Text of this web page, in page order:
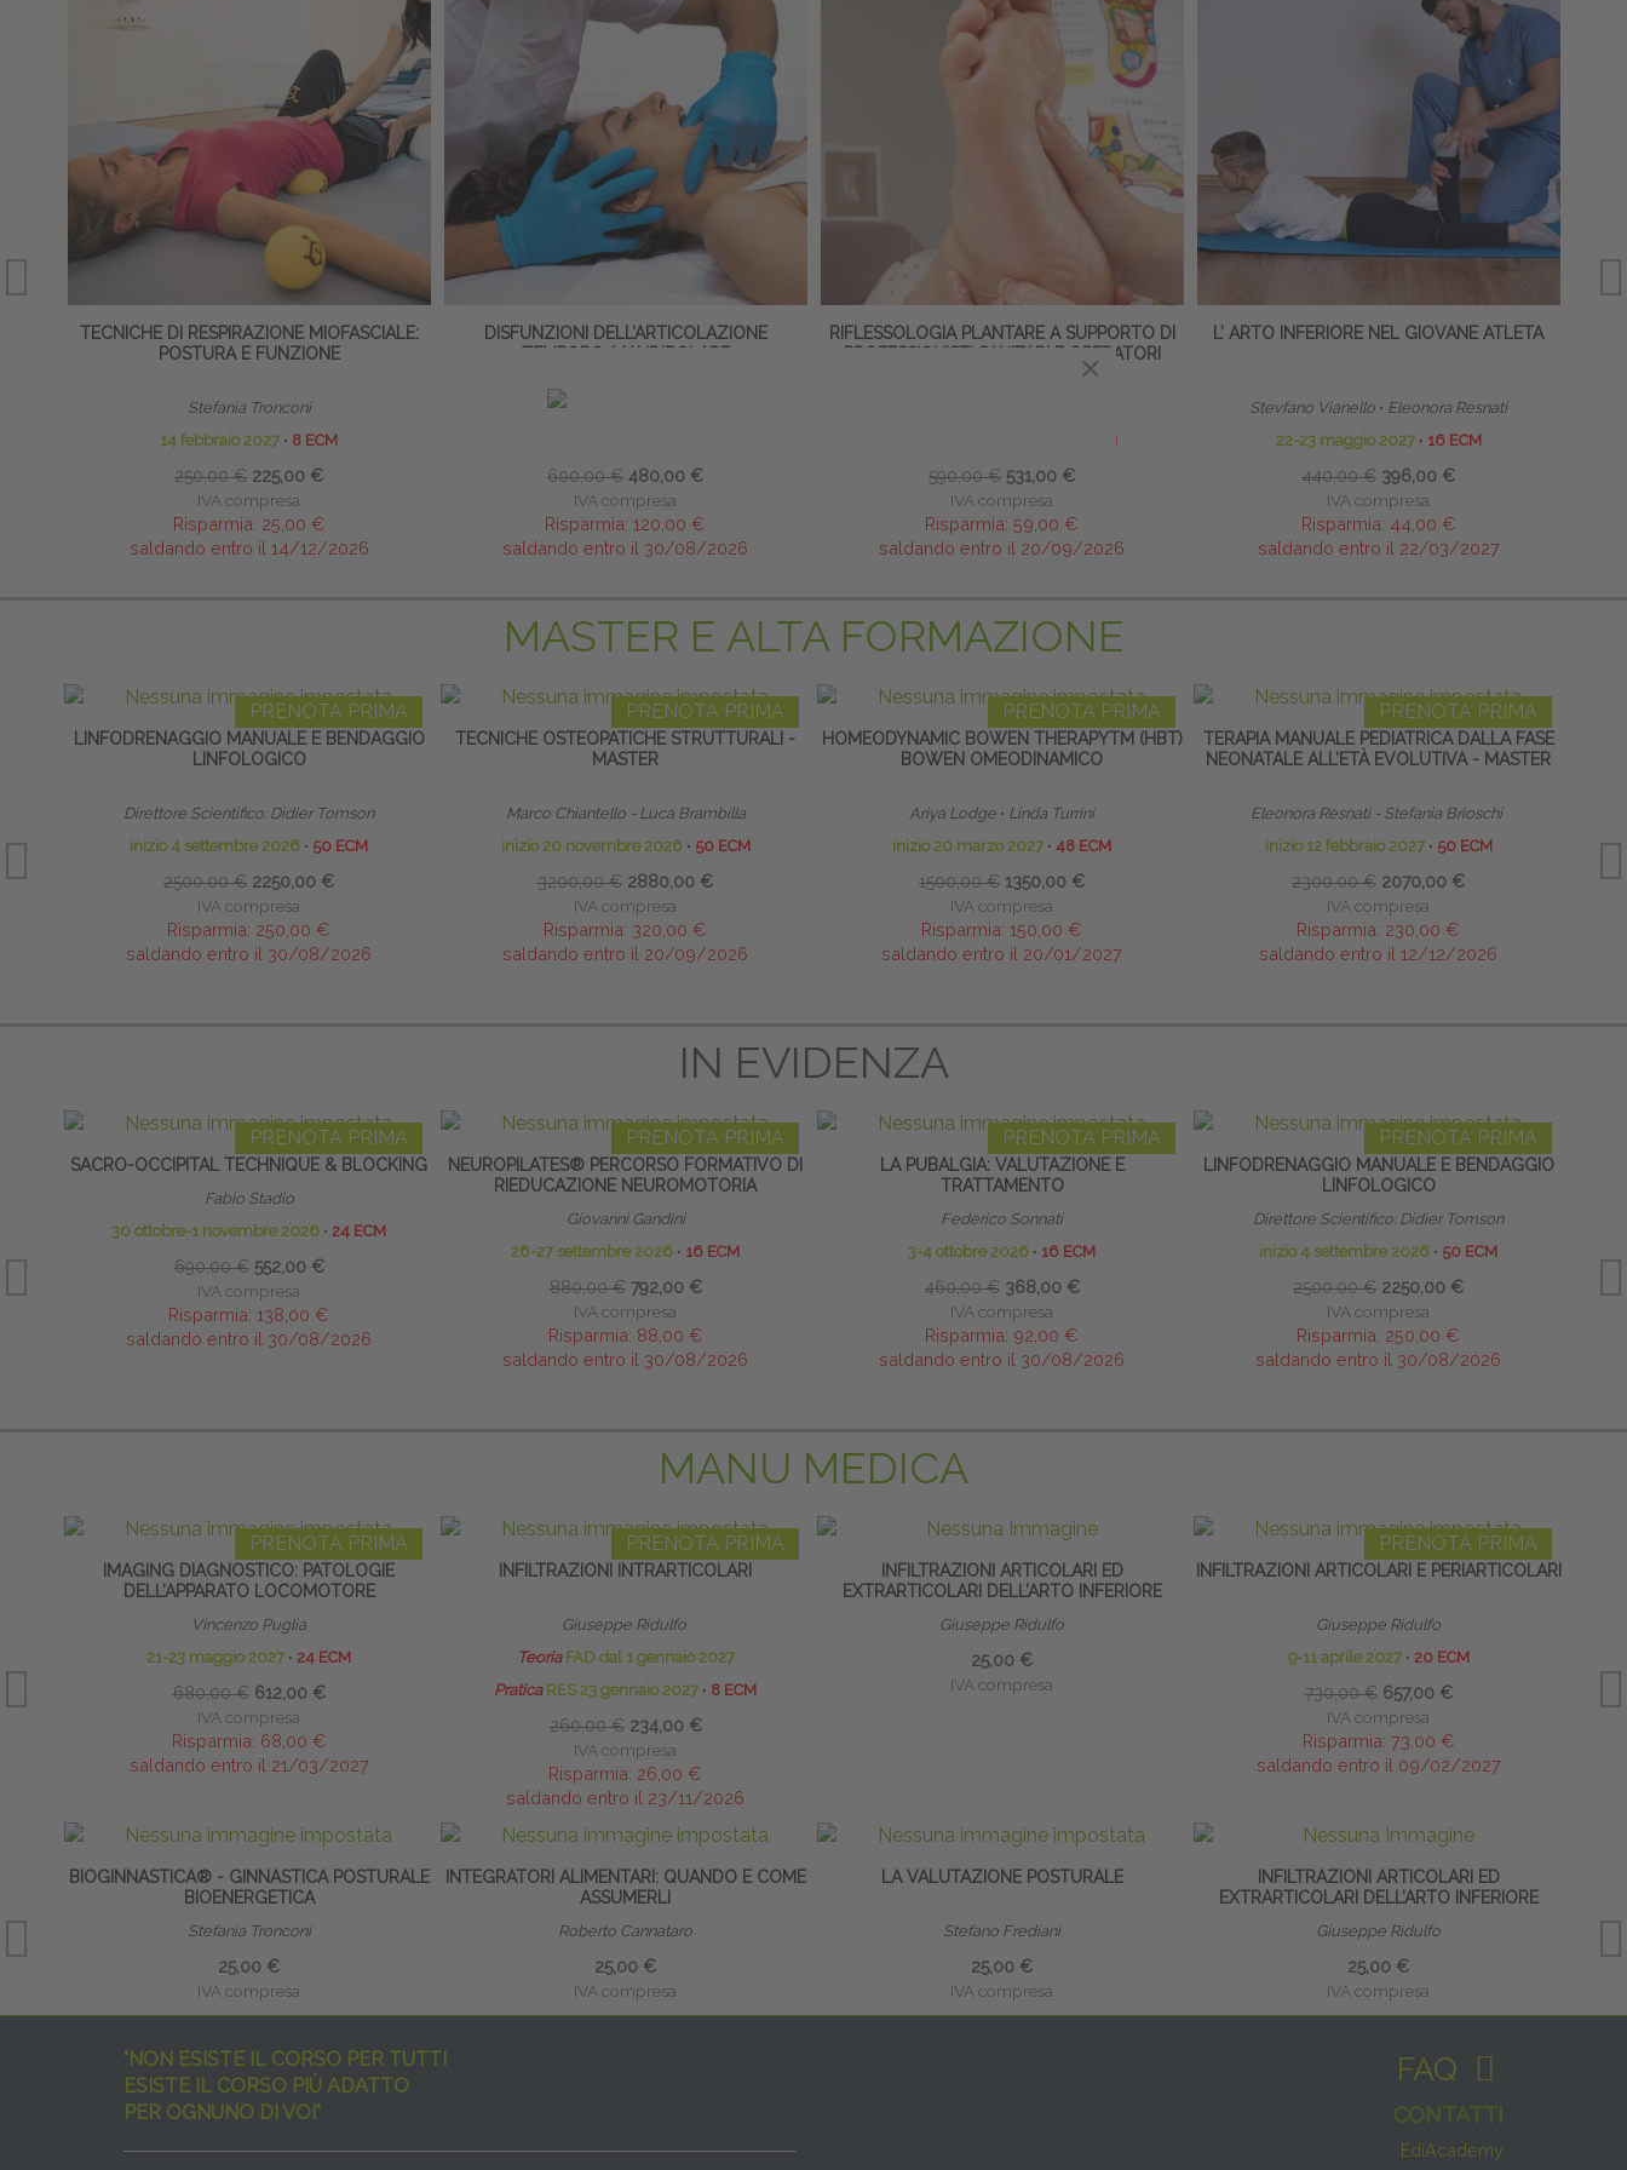
TECNICHE DI RESPIRAZIONE MIOFASCIALE:
POSTURA E FUNZIONE
Stefania Tronconi
14 febbraio 2027 ∙ 8 ECM
250,00 € 225,00 €
IVA compresa
Risparmia: 25,00 €
saldando entro il 14/12/2026
DISFUNZIONI DELL’ARTICOLAZIONE
TEMPORO-MANDIBOLARE
600,00 € 480,00 €
IVA compresa
Risparmia: 120,00 €
saldando entro il 30/08/2026
RIFLESSOLOGIA PLANTARE A SUPPORTO DI
PROFESSIONISTI SANITARI E OPERATORI
590,00 € 531,00 €
IVA compresa
Risparmia: 59,00 €
saldando entro il 20/09/2026
L’ ARTO INFERIORE NEL GIOVANE ATLETA
Stevfano Vianello ∙ Eleonora Resnati
22-23 maggio 2027 ∙ 16 ECM
440,00 € 396,00 €
IVA compresa
Risparmia: 44,00 €
saldando entro il 22/03/2027
MASTER E ALTA FORMAZIONE
PRENOTA PRIMA
LINFODRENAGGIO MANUALE E BENDAGGIO
LINFOLOGICO
Direttore Scientifico: Didier Tomson
inizio 4 settembre 2026 ∙ 50 ECM
2500,00 € 2250,00 €
IVA compresa
Risparmia: 250,00 €
saldando entro il 30/08/2026
PRENOTA PRIMA
TECNICHE OSTEOPATICHE STRUTTURALI -
MASTER
Marco Chiantello - Luca Brambilla
inizio 20 novembre 2026 ∙ 50 ECM
3200,00 € 2880,00 €
IVA compresa
Risparmia: 320,00 €
saldando entro il 20/09/2026
PRENOTA PRIMA
HOMEODYNAMIC BOWEN THERAPYTM (HBT)
BOWEN OMEODINAMICO
Ariya Lodge ∙ Linda Turrini
inizio 20 marzo 2027 ∙ 48 ECM
1500,00 € 1350,00 €
IVA compresa
Risparmia: 150,00 €
saldando entro il 20/01/2027
PRENOTA PRIMA
TERAPIA MANUALE PEDIATRICA DALLA FASE
NEONATALE ALL’ETÀ EVOLUTIVA - MASTER
Eleonora Resnati - Stefania Brioschi
inizio 12 febbraio 2027 ∙ 50 ECM
2300,00 € 2070,00 €
IVA compresa
Risparmia: 230,00 €
saldando entro il 12/12/2026
IN EVIDENZA
PRENOTA PRIMA
SACRO-OCCIPITAL TECHNIQUE & BLOCKING
Fabio Stadio
30 ottobre-1 novembre 2026 ∙ 24 ECM
690,00 € 552,00 €
IVA compresa
Risparmia: 138,00 €
saldando entro il 30/08/2026
PRENOTA PRIMA
NEUROPILATES® PERCORSO FORMATIVO DI
RIEDUCAZIONE NEUROMOTORIA
Giovanni Gandini
26-27 settembre 2026 ∙ 16 ECM
880,00 € 792,00 €
IVA compresa
Risparmia: 88,00 €
saldando entro il 30/08/2026
PRENOTA PRIMA
LA PUBALGIA: VALUTAZIONE E
TRATTAMENTO
Federico Sonnati
3-4 ottobre 2026 ∙ 16 ECM
460,00 € 368,00 €
IVA compresa
Risparmia: 92,00 €
saldando entro il 30/08/2026
PRENOTA PRIMA
LINFODRENAGGIO MANUALE E BENDAGGIO
LINFOLOGICO
Direttore Scientifico: Didier Tomson
inizio 4 settembre 2026 ∙ 50 ECM
2500,00 € 2250,00 €
IVA compresa
Risparmia: 250,00 €
saldando entro il 30/08/2026
MANU MEDICA
PRENOTA PRIMA
IMAGING DIAGNOSTICO: PATOLOGIE
DELL’APPARATO LOCOMOTORE
Vincenzo Puglia
21-23 maggio 2027 ∙ 24 ECM
680,00 € 612,00 €
IVA compresa
Risparmia: 68,00 €
saldando entro il 21/03/2027
PRENOTA PRIMA
INFILTRAZIONI INTRARTICOLARI
Giuseppe Ridulfo
Teoria FAD dal 1 gennaio 2027
PraticaRES 23 gennaio 2027 ∙ 8 ECM
260,00 € 234,00 €
IVA compresa
Risparmia: 26,00 €
saldando entro il 23/11/2026
INFILTRAZIONI ARTICOLARI ED
EXTRARTICOLARI DELL’ARTO INFERIORE
Giuseppe Ridulfo
25,00 €
IVA compresa
PRENOTA PRIMA
INFILTRAZIONI ARTICOLARI E PERIARTICOLARI
Giuseppe Ridulfo
9-11 aprile 2027 ∙ 20 ECM
730,00 € 657,00 €
IVA compresa
Risparmia: 73,00 €
saldando entro il 09/02/2027
BIOGINNASTICA® - GINNASTICA POSTURALE
BIOENERGETICA
Stefania Tronconi
25,00 €
IVA compresa
INTEGRATORI ALIMENTARI: QUANDO E COME
ASSUMERLI
Roberto Cannataro
25,00 €
IVA compresa
LA VALUTAZIONE POSTURALE
Stefano Frediani
25,00 €
IVA compresa
INFILTRAZIONI ARTICOLARI ED
EXTRARTICOLARI DELL’ARTO INFERIORE
Giuseppe Ridulfo
25,00 €
IVA compresa
"NON ESISTE IL CORSO PER TUTTI
ESISTE IL CORSO PIÙ ADATTO
PER OGNUNO DI VOI"
FAQ
CONTATTI
EdiAcademy
×
×